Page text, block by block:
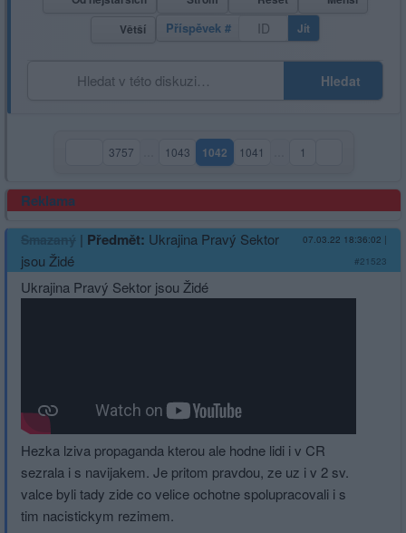
Větší
Příspěvek # Jít
Hledat
3757 1043 1042(aktuální strana)
1041 1
Reklama
Smazaný | Předmět: Ukrajina Pravý Sektor
jsou Židé
07.03.22 18:36:02 |
#21523
Ukrajina Pravý Sektor jsou Židé
Hezka lziva propaganda kterou ale hodne lidi i v CR
sezrala i s navijakem. Je pritom pravdou, ze uz i v 2 sv.
valce byli tady zide co velice ochotne spolupracovali i s
tim nacistickym rezimem.